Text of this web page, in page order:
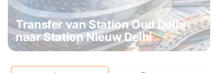
Transfer van Station Oud Delhi
naar Station Nieuw Delhi